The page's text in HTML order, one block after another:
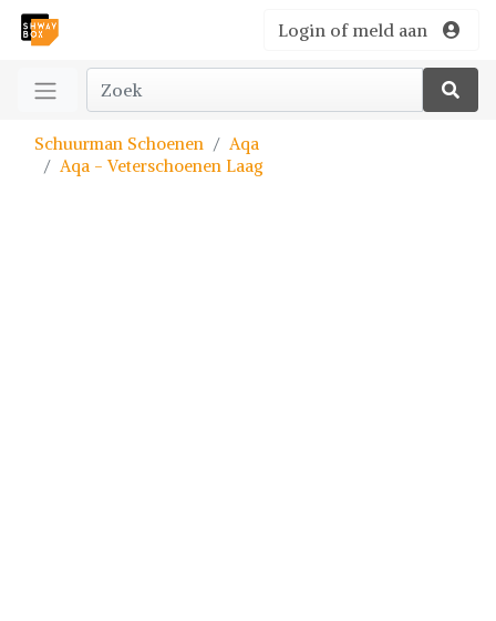
Login of meld aan
Schuurman Schoenen
Aqa
Aqa - Veterschoenen Laag